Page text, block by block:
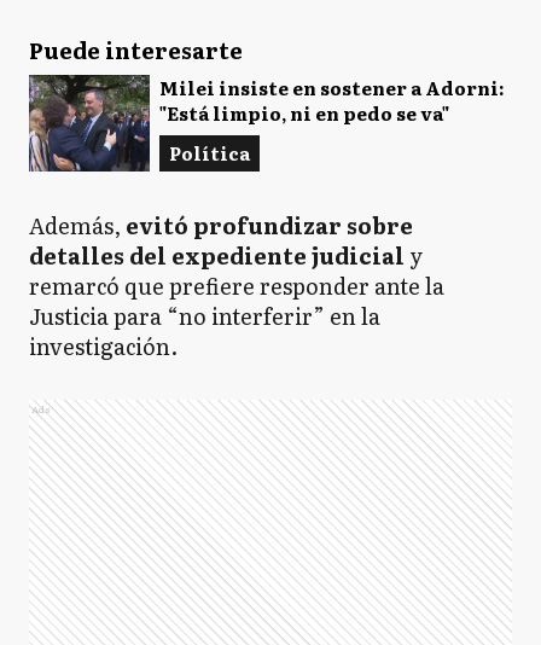
Puede interesarte
Milei insiste en sostener a Adorni:
"Está limpio, ni en pedo se va"
Política
Además, evitó profundizar sobre
detalles del expediente judicial y
remarcó que prefiere responder ante la
Justicia para “no interferir” en la
investigación.
Ads